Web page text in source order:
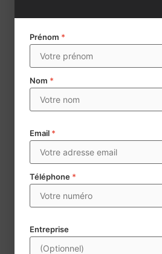
Envoyer
Century 21 collecte des données à
fins d’assurer la mise en vente et
immobilières. Les données
Prénom *
Nom *
Email *
Téléphone *
Entreprise